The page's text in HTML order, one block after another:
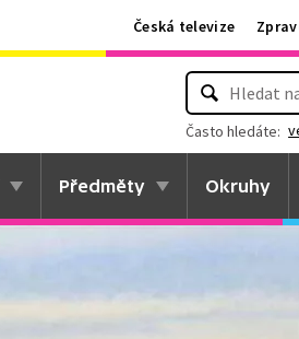
Česká televize
Často hledáte:
Předměty Okruhy